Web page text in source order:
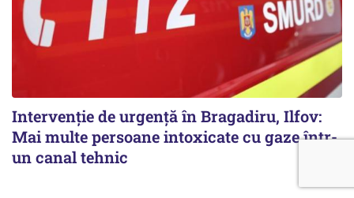
Intervenție de urgență în Bragadiru, Ilfov:
Mai multe persoane intoxicate cu gaze într-
un canal tehnic